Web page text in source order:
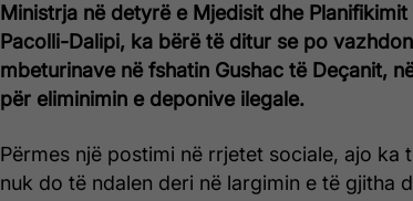
Ministrja në detyrë e Mjedisit dhe
Pacolli-Dalipi, ka bërë të ditur se po
mbeturinave në fshatin Gushac të Deçanit,
për eliminimin e deponive ilegale.
Përmes një postimi në rrjetet sociale, ajo ka
nuk do të ndalen deri në largimin e të gjitha